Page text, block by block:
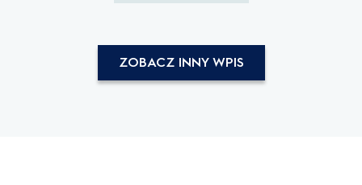
ZOBACZ INNY WPIS